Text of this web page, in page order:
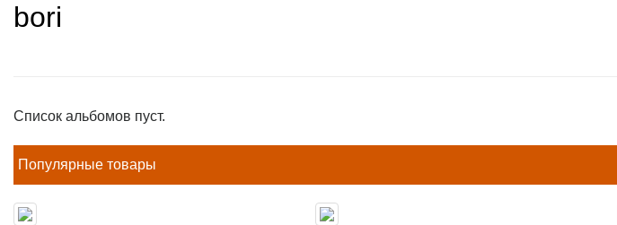
bori
Список альбомов пуст.
Популярные товары